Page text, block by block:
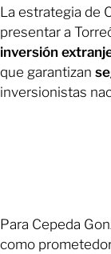
La estrategia de
presentar a
inversión
que garantizan
inversionistas
Para Cepeda
como